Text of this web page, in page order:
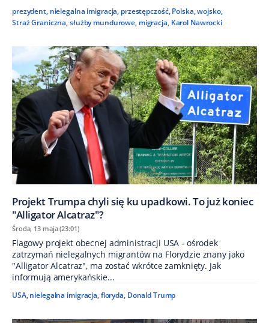
prezydent, nielegalna imigracja, przestępczość, Polska,wojsko,
Straż Graniczna,służby mundurowe, migracja, Karol Nawrocki
Projekt Trumpa chyli się ku upadkowi. To już koniec
"Alligator Alcatraz"?
Środa, 13 maja (23:01)
Flagowy projekt obecnej administracji USA - ośrodek
zatrzymań nielegalnych migrantów na Florydzie znany jako
"Alligator Alcatraz", ma zostać wkrótce zamknięty. Jak
informują amerykańskie...
USA, nielegalna imigracja,floryda, Donald Trump